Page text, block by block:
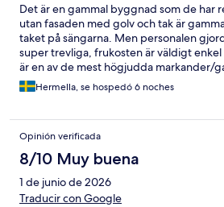
Det är en gammal byggnad som de har
utan fasaden med golv och tak är
taket på sängarna. Men personalen
super trevliga, frukosten är väldigt
är en av de mest högjudda markander/
är inte så bra!
Hermella, se hospedó 6 noches
Opinión verificada
8/10 Muy buena
1 de junio de 2026
Traducir con Google